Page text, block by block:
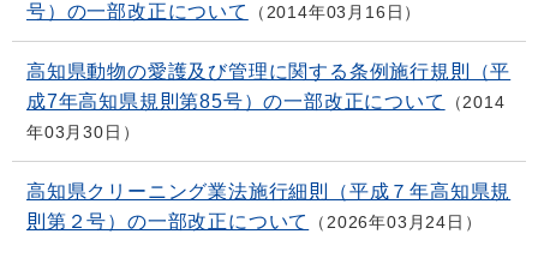
号）の一部改正について
2014年03月16日
高知県動物の愛護及び管理に関する条例施行規則（平
成7年高知県規則第85号）の一部改正について
2014
年03月30日
高知県クリーニング業法施行細則（平成７年高知県規
則第２号）の一部改正について
2026年03月24日